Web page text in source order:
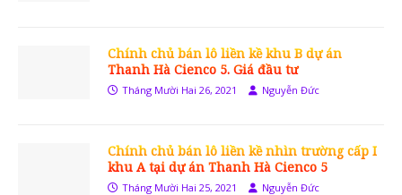
Chính chủ bán lô liền kề khu B dự án
Thanh Hà Cienco 5. Giá đầu tư
Tháng Mười Hai 26, 2021 Nguyễn Đức
Chính chủ bán lô liền kề nhìn trường cấp I
khu A tại dự án Thanh Hà Cienco 5
Tháng Mười Hai 25, 2021 Nguyễn Đức